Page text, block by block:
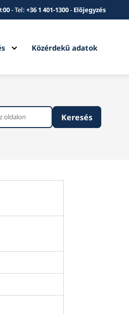
-Tel: +36 1 401-1300- Előjegyzés
Expand
Közérdekű adatok